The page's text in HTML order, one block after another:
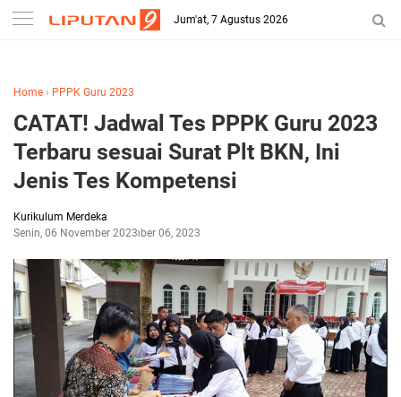
-->
Jum'at, 7 Agustus 2026
Home › PPPK Guru 2023
CATAT! Jadwal Tes PPPK Guru 2023
Terbaru sesuai Surat Plt BKN, Ini
Jenis Tes Kompetensi
Kurikulum Merdeka
Senin, 06 November 2023November 06, 2023